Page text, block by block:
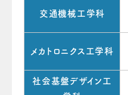
交通機械工学科
メカトロニクス工学科
社会基盤デザイン工